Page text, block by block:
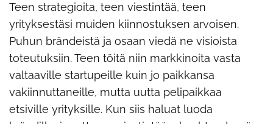
Teen strategioita, teen viestintää, teen
yrityksestäsi muiden kiinnostuksen arvoisen.
Puhun brändeistä ja osaan viedä ne visioista
toteutuksiin. Teen töitä niin markkinoita vasta
valtaaville startupeille kuin jo paikkansa
vakiinnuttaneille, mutta uutta pelipaikkaa
etsiville yrityksille. Kun siis haluat luoda